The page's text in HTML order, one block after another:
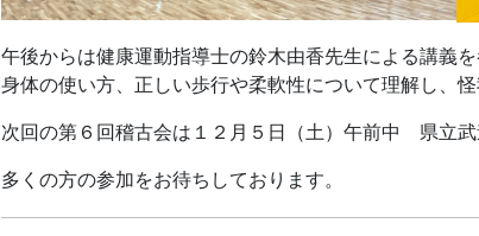
午後からは健康運動指導士の鈴木由香先生による講義
身体の使い方、正しい歩行や柔軟性について理解し、
次回の第６回稽古会は１２月５日（土）午前中 県立武
多くの方の参加をお待ちしております。